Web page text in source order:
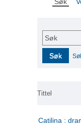
Søk
Søk
Tittel
Catilina :